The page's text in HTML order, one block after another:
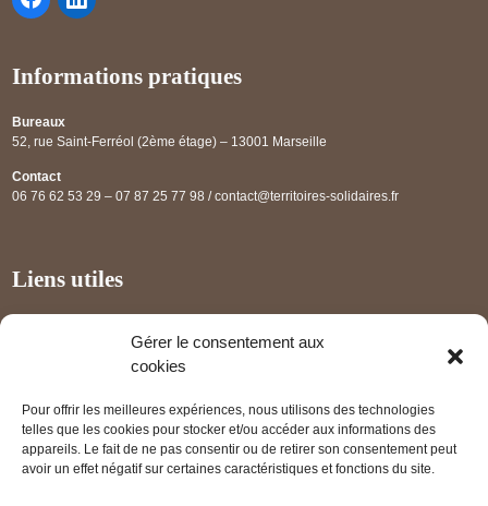
Gérer le consentement aux
cookies
Pour offrir les meilleures expériences, nous utilisons des technologies
telles que les cookies pour stocker et/ou accéder aux informations des
appareils. Le fait de ne pas consentir ou de retirer son consentement peut
avoir un effet négatif sur certaines caractéristiques et fonctions du site.
Informations pratiques
Bureaux
52, rue Saint-Ferréol (2ème étage) – 13001 Marseille
Contact
06 76 62 53 29 – 07 87 25 77 98 / contact@territoires-solidaires.fr
Liens utiles
Mentions légales
PRENDRE RENDEZ-VOUS